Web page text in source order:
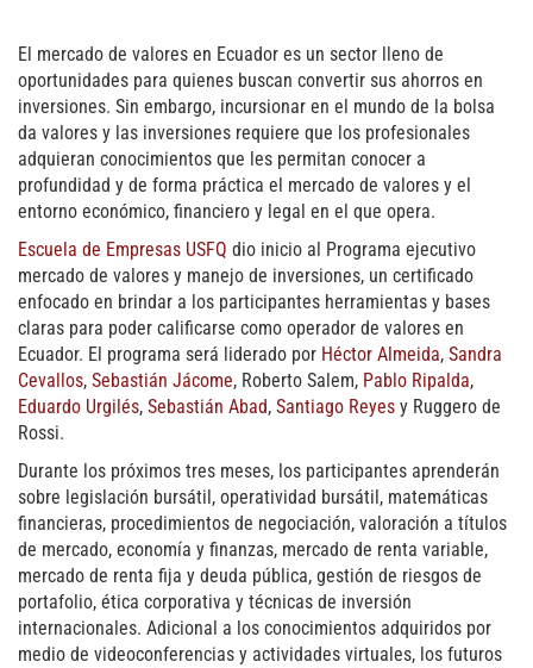
El mercado de valores en Ecuador es un sector lleno de
oportunidades para quienes buscan convertir sus ahorros en
inversiones. Sin embargo, incursionar en el mundo de la bolsa
da valores y las inversiones requiere que los profesionales
adquieran conocimientos que les permitan conocer a
profundidad y de forma práctica el mercado de valores y el
entorno económico, financiero y legal en el que opera.
Escuela de Empresas USFQ dio inicio al Programa ejecutivo
mercado de valores y manejo de inversiones, un certificado
enfocado en brindar a los participantes herramientas y bases
claras para poder calificarse como operador de valores en
Ecuador. El programa será liderado por Héctor Almeida, Sandra
Cevallos, Sebastián Jácome, Roberto Salem, Pablo Ripalda,
Eduardo Urgilés, Sebastián Abad, Santiago Reyes y Ruggero de
Rossi.
Durante los próximos tres meses, los participantes aprenderán
sobre legislación bursátil, operatividad bursátil, matemáticas
financieras, procedimientos de negociación, valoración a títulos
de mercado, economía y finanzas, mercado de renta variable,
mercado de renta fija y deuda pública, gestión de riesgos de
portafolio, ética corporativa y técnicas de inversión
internacionales. Adicional a los conocimientos adquiridos por
medio de videoconferencias y actividades virtuales, los futuros